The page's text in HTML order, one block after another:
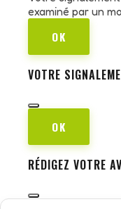
examiné par un
OK
VOTRE
OK
RÉDIGEZ VOTRE